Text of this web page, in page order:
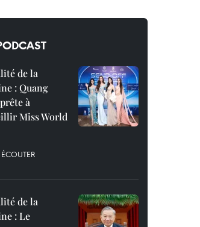
de la
: Quang
à
Miss World
ÉCOUTER
de la
: Le